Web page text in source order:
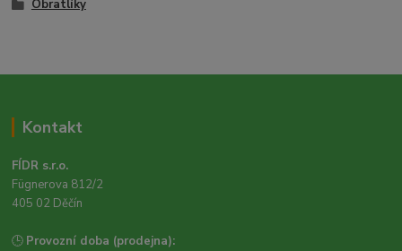
Obratlíky
Kontakt
FÍDR s.r.o.
Fügnerova 812/2
405 02 Děčín
🕒 Provozní doba (prodejna):